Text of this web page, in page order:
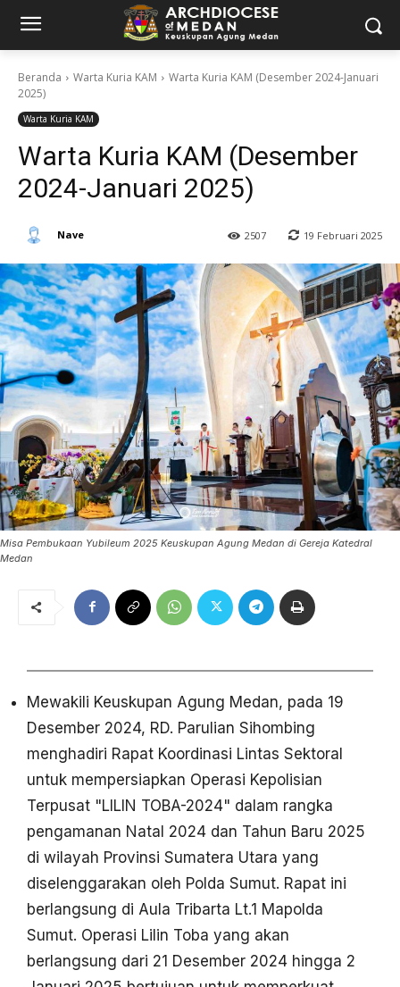
Beranda Warta Kuria KAM
Warta Kuria KAM (Desember 2024-Januari
2025)
Warta Kuria KAM
Warta Kuria KAM (Desember
2024-Januari 2025)
19 Februari 2025
2507
Nave
Misa Pembukaan Yubileum 2025 Keuskupan Agung Medan di Gereja Katedral
Medan
Mewakili Keuskupan Agung Medan, pada 19
Desember 2024, RD. Parulian Sihombing
menghadiri Rapat Koordinasi Lintas Sektoral
untuk mempersiapkan Operasi Kepolisian
Terpusat "LILIN TOBA-2024" dalam rangka
pengamanan Natal 2024 dan Tahun Baru 2025
di wilayah Provinsi Sumatera Utara yang
diselenggarakan oleh Polda Sumut. Rapat ini
berlangsung di Aula Tribarta Lt.1 Mapolda
Sumut. Operasi Lilin Toba yang akan
berlangsung dari 21 Desember 2024 hingga 2